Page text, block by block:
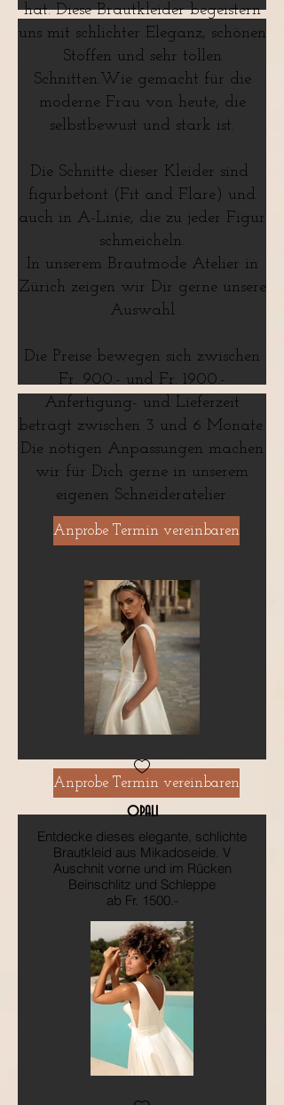
Anprobe Termin vereinbaren
hat. Diese Brautkleider begeistern
uns mit schlichter Eleganz, schönen
Stoffen und sehr tollen
Schnitten.Wie gemacht für die
moderne Frau von heute, die
selbstbewust und stark ist.
Die Schnitte dieser Kleider sind
figurbetont (Fit and Flare) und
auch in A-Linie, die zu jeder Figur
schmeicheln.
In unserem Brautmode Atelier in
Zürich zeigen wir Dir gerne unsere
Auswahl
Die Preise bewegen sich zwischen
Fr. 900.- und Fr. 1900.-
​Anfertigung- und Lieferzeit
beträgt zwischen 3 und 6 Monate.
Die nötigen Anpassungen machen
wir für Dich gerne in unserem
eigenen Schneideratelier.
Anprobe Termin vereinbaren
OPALI
Entdecke dieses elegante, schlichte
Brautkleid aus Mikadoseide. V
Auschnit vorne und im Rücken
Beinschlitz und Schleppe
ab Fr. 1500.-